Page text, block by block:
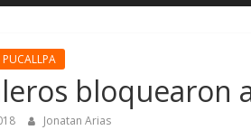
PUCALLPA
bloquearon
Jonatan Arias